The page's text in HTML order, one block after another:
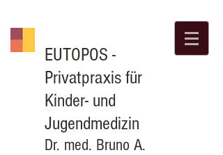
EUTOPOS -
Privatpraxis für
Kinder- und
Jugendmedizin
Dr. med. Bruno A.